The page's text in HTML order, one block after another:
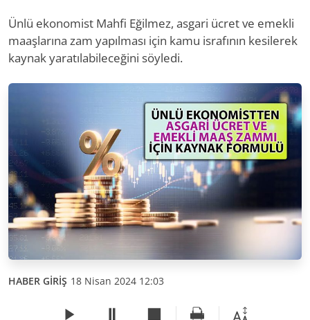
Ünlü ekonomist Mahfi Eğilmez, asgari ücret ve emekli
maaşlarına zam yapılması için kamu israfının kesilerek
kaynak yaratılabileceğini söyledi.
HABER GİRİŞ 18 Nisan 2024 12:03